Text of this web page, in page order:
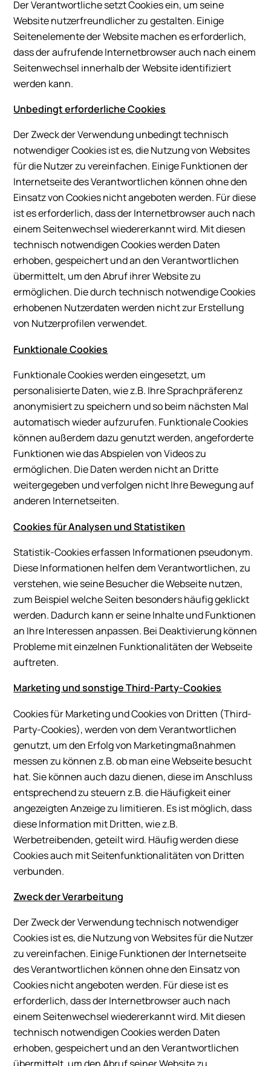
Der Verantwortliche setzt Cookies ein, um seine
Website nutzerfreundlicher zu gestalten. Einige
Seitenelemente der Website machen es erforderlich,
dass der aufrufende Internetbrowser auch nach einem
Seitenwechsel innerhalb der Website identifiziert
werden kann.
Unbedingt erforderliche Cookies
Der Zweck der Verwendung unbedingt technisch
notwendiger Cookies ist es, die Nutzung von Websites
für die Nutzer zu vereinfachen. Einige Funktionen der
Internetseite des Verantwortlichen können ohne den
Einsatz von Cookies nicht angeboten werden. Für diese
ist es erforderlich, dass der Internetbrowser auch nach
einem Seitenwechsel wiedererkannt wird. Mit diesen
technisch notwendigen Cookies werden Daten
erhoben, gespeichert und an den Verantwortlichen
übermittelt, um den Abruf ihrer Website zu
ermöglichen. Die durch technisch notwendige Cookies
erhobenen Nutzerdaten werden nicht zur Erstellung
von Nutzerprofilen verwendet.
Funktionale Cookies
Funktionale Cookies werden eingesetzt, um
personalisierte Daten, wie z.B. Ihre Sprachpräferenz
anonymisiert zu speichern und so beim nächsten Mal
automatisch wieder aufzurufen. Funktionale Cookies
können außerdem dazu genutzt werden, angeforderte
Funktionen wie das Abspielen von Videos zu
ermöglichen. Die Daten werden nicht an Dritte
weitergegeben und verfolgen nicht Ihre Bewegung auf
anderen Internetseiten.
Cookies für Analysen und Statistiken
Statistik-Cookies erfassen Informationen pseudonym.
Diese Informationen helfen dem Verantwortlichen, zu
verstehen, wie seine Besucher die Webseite nutzen,
zum Beispiel welche Seiten besonders häufig geklickt
werden. Dadurch kann er seine Inhalte und Funktionen
an Ihre Interessen anpassen. Bei Deaktivierung können
Probleme mit einzelnen Funktionalitäten der Webseite
auftreten.
Marketing und sonstige Third-Party-Cookies
Cookies für Marketing und Cookies von Dritten (Third-
Party-Cookies), werden von dem Verantwortlichen
genutzt, um den Erfolg von Marketingmaßnahmen
messen zu können z.B. ob man eine Webseite besucht
hat. Sie können auch dazu dienen, diese im Anschluss
entsprechend zu steuern z.B. die Häufigkeit einer
angezeigten Anzeige zu limitieren. Es ist möglich, dass
diese Information mit Dritten, wie z.B.
Werbetreibenden, geteilt wird. Häufig werden diese
Cookies auch mit Seitenfunktionalitäten von Dritten
verbunden.
Zweck der Verarbeitung
Der Zweck der Verwendung technisch notwendiger
Cookies ist es, die Nutzung von Websites für die Nutzer
zu vereinfachen. Einige Funktionen der Internetseite
des Verantwortlichen können ohne den Einsatz von
Cookies nicht angeboten werden. Für diese ist es
erforderlich, dass der Internetbrowser auch nach
einem Seitenwechsel wiedererkannt wird. Mit diesen
technisch notwendigen Cookies werden Daten
erhoben, gespeichert und an den Verantwortlichen